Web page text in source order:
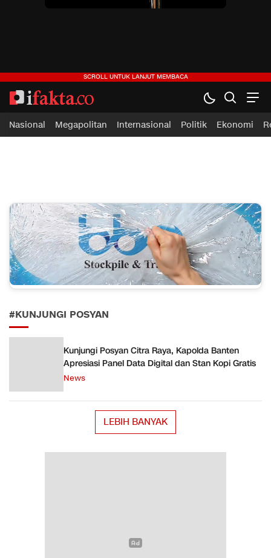
ifakta.co
#pastibenar
Nasional Megapolitan Internasional Politik Ekonomi
#KUNJUNGI POSYAN
Kunjungi Posyan Citra Raya, Kapolda Banten
Apresiasi Panel Data Digital dan Stan Kopi Gratis
News
LEBIH BANYAK